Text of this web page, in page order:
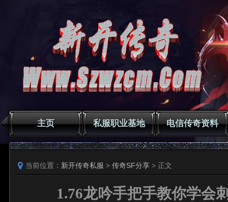
主页 私服职业基地 电信传奇资料
当前位置： 新开传奇私服 > 传奇SF分享 > 正文
1.76龙吟手把手教你学会